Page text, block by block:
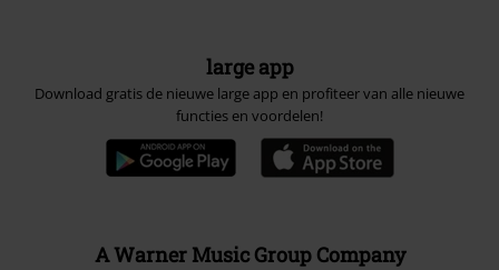
large app
Download gratis de nieuwe large app en profiteer van alle nieuwe
functies en voordelen!
A Warner Music Group Company